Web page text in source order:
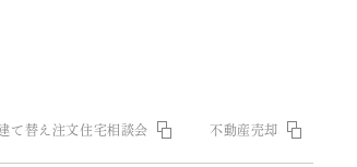
て替え注文住宅相談会 不動産売却